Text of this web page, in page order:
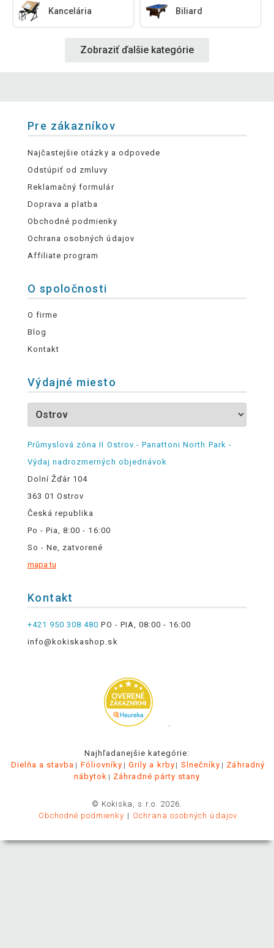
Kancelária Biliard
Zobraziť ďalšie kategórie
Pre zákazníkov
Najčastejšie otázky a odpovede
Odstúpiť od zmluvy
Reklamačný formulár
Doprava a platba
Obchodné podmienky
Ochrana osobných údajov
Affiliate program
O spoločnosti
O firme
Blog
Kontakt
Výdajné miesto
Průmyslová zóna II Ostrov - Panattoni North Park -
Výdaj nadrozmerných objednávok
Dolní Žďár 104
363 01 Ostrov
Česká republika
Po - Pia, 8:00 - 16:00
So - Ne, zatvorené
mapa tu
Kontakt
+421 950 308 480 PO - PIA, 08:00 - 16:00
info@kokiskashop.sk
.
Najhľadanejšie kategórie:
Dielňa a stavba
Fóliovníky Grily a krby Slnečníky
Záhradný
nábytok
Záhradné párty stany
© Kokiska, s.r.o. 2026.
Obchodné podmienky
Ochrana osobných údajov